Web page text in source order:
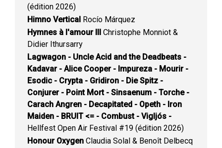
(édition 2026)
Himno Vertical Rocío Márquez
Hymnes à l'amour III Christophe Monniot &
Didier Ithursarry
Lagwagon - Uncle Acid and the Deadbeats -
Kadavar - Alice Cooper - Impureza - Mourir -
Esodic - Crypta - Gridiron - Die Spitz -
Conjurer - Point Mort - Sinsaenum - Torche -
Carach Angren - Decapitated - Opeth - Iron
Maiden - BRUIT <= - Combust - Vigljós -
Hellfest Open Air Festival #19 (édition 2026)
Honour Oxygen Claudia Solal & Benoît Delbecq